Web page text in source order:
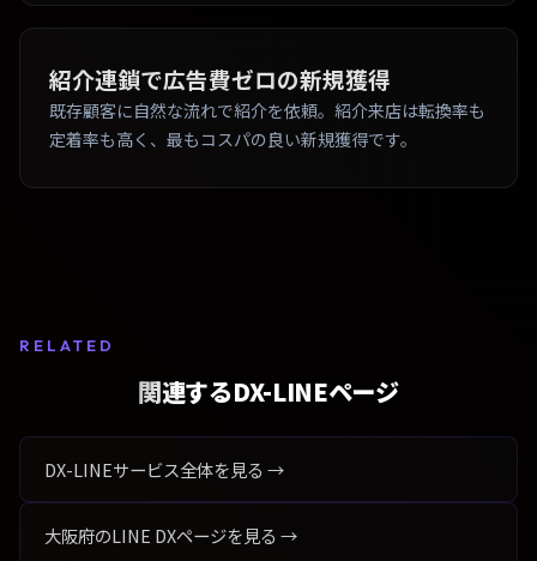
紹介連鎖で広告費ゼロの新規獲得
既存顧客に自然な流れで紹介を依頼。紹介来店は転換率も
定着率も高く、最もコスパの良い新規獲得です。
RELATED
関連するDX-LINEページ
DX-LINEサービス全体を見る →
大阪府のLINE DXページを見る →